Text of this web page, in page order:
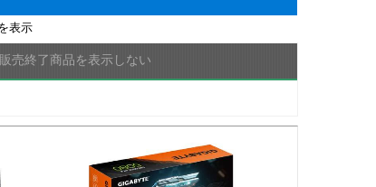
表示
販売終了商品を表示しない